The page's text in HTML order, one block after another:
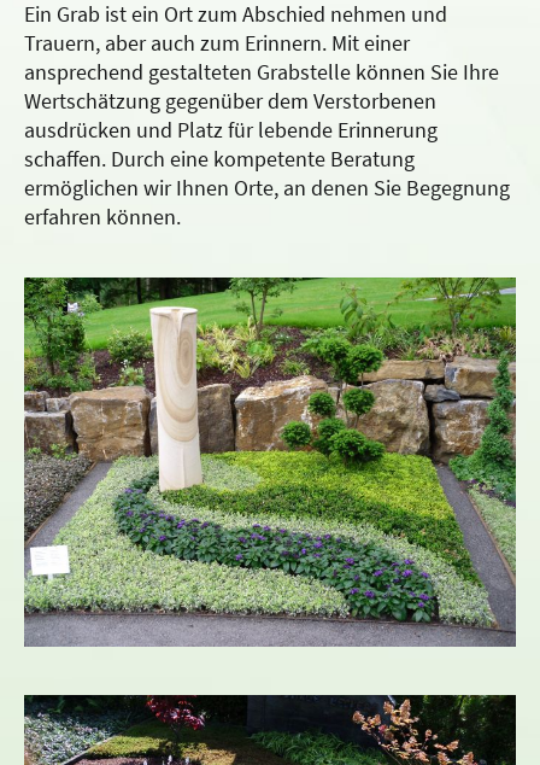
Ein Grab ist ein Ort zum Abschied nehmen und
Trauern, aber auch zum Erinnern. Mit einer
ansprechend gestalteten Grabstelle können Sie Ihre
Wertschätzung gegenüber dem Verstorbenen
ausdrücken und Platz für lebende Erinnerung
schaffen. Durch eine kompetente Beratung
ermöglichen wir Ihnen Orte, an denen Sie Begegnung
erfahren können.